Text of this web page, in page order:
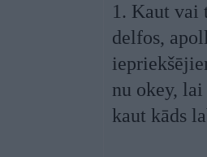
1. Kaut vai
delfos,
nu okey,
kaut kāds